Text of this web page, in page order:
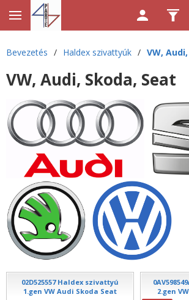
Bevezetés / Haldex szivattyúk / VW,
VW, Audi, Skoda, Seat
02D525557 Haldex szivattyú
1.gen VW Audi Skoda Seat
2.gen